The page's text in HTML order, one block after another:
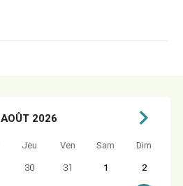
AOÛT 2026
Jeu Ven Sam
Dim
30 31 1
2